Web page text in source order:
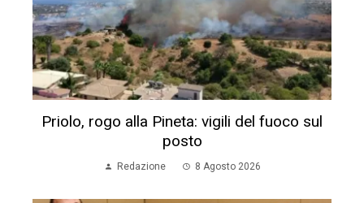
Priolo, rogo alla Pineta: vigili del fuoco sul
posto
Redazione 8 Agosto 2026